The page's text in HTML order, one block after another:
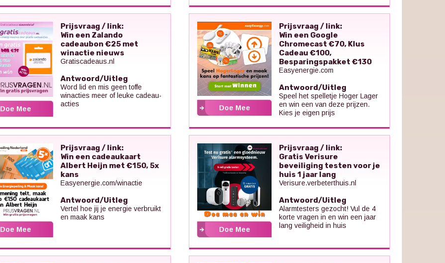
Doe Mee
Prijsvraag / link:
Win een Zalando
cadeaubon €25 met
winactie nieuws
Gratiscadeaus.nl
Antwoord/Uitleg
Word lid en mis geen toffe
winacties meer of leuke cadeau-
acties
Doe Mee
Prijsvraag / link:
Win een Google
Chromecast €70, Klus
Cadeau €100,
Besparingspakket €130
Easyenergie.com
Antwoord/Uitleg
Speel het spelletje Hoger Lager
en win een van deze prijzen.
Kies je eigen prijs
Doe Mee
Prijsvraag / link:
Win een cadeaukaart
Albert Heijn met €150, 5x
kans
Easyenergie.com/winactie
Antwoord/Uitleg
Vertel hoe jij je energie verbruikt
en maak kans
Doe Mee
Prijsvraag / link:
Gratis Verisure
beveiliging testen voor je
huis 1 jaar lang
Verisure.verbeterthuis.nl
Antwoord/Uitleg
Alarmtesters gezocht! Vul de 4
korte vragen in en win een jaar
lang veiligheid in huis